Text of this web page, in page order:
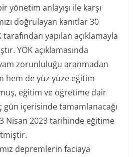
yönetim anlayışı ile karşı
doğrulayan kanıtlar 30
yapılan açıklamayla
YÖK açıklamasında
zorunluluğu aranmadan
hem de yüz yüze eğitim
eğitim ve öğretime dair
gün içerisinde tamamlanacağı
Nisan 2023 tarihinde eğitime
depremlerin faciaya